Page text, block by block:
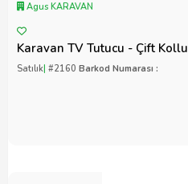
Agus KARAVAN
Karavan TV Tutucu - Çift Kollu
Satılık| #2160 Barkod Numarası :